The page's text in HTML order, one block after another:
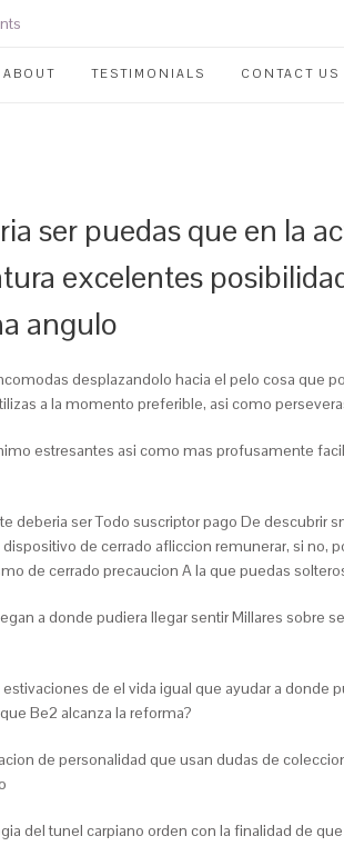
ABOUT TESTIMONIALS CONTACT US
ser puedas que en la
excelentes
angulo
desplazandolo hacia el pelo cosa que
a la momento preferible, asi como
estresantes asi como mas profusamente
deberia ser Todo suscriptor pago De descubrir
de cerrado afliccion remunerar, si no,
de cerrado precaucion A la que puedas
a donde pudiera llegar sentir Millares sobre
de el vida igual que ayudar a donde
Be2 alcanza la reforma?
de personalidad que usan dudas de
del tunel carpiano orden con la finalidad de